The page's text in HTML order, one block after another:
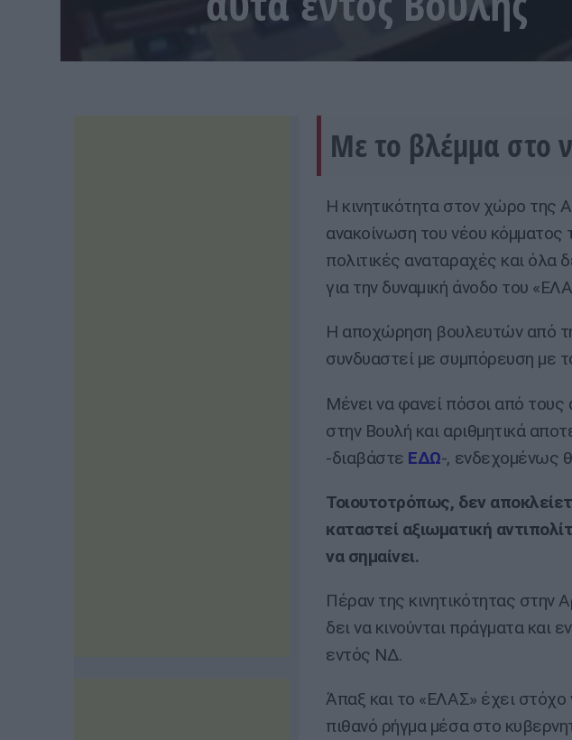
Με το βλέμμα στο
Η κινητικότητα στον χώρο της
ανακοίνωση του νέου
πολιτικές αναταραχές και όλα
για την δυναμική άνοδο του
Η αποχώρηση βουλευτών από
συνδυαστεί με συμπόρευση με
Μένει να φανεί πόσοι από
στην Βουλή και αριθμητικά
-διαβάστε ΕΔΩ-, ενδεχομένως
Τοιουτοτρόπως, δεν
καταστεί αξιωματική
να σημαίνει.
Πέραν της κινητικότητας στην
δει να κινούνται πράγματα και
εντός ΝΔ.
Άπαξ και το «ΕΛΑΣ» έχει στόχο
πιθανό ρήγμα μέσα στο